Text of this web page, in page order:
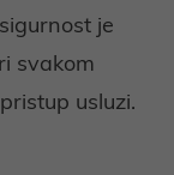
sigurnost je
svakom
usluzi.